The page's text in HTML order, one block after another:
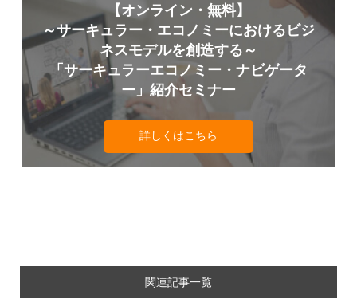
【オンライン・無料】
～サーキュラー・エコノミーにおけるビジ
ネスモデルを創造する～
「サーキュラーエコノミー・ナビゲータ
ー」紹介セミナー
詳しくはこちら
関連記事一覧